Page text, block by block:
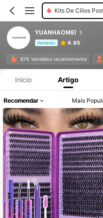
Kits De Cílios
YUANHAOMEI
Vendedor 4.85
87K Vendidos recentemente
Informações do Produto:
Início Artigo
Recomendar Mais